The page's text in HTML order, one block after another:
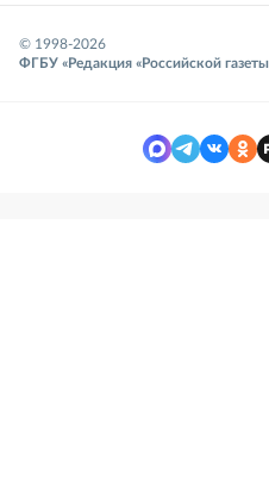
© 1998-2026
ФГБУ «Редакция «Российской